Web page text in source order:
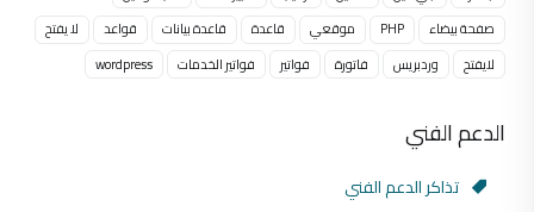
صفحة بيضاء
PHP موقعي قاعدة قاعدة بيانات قواعد
لا يفتح
لايفتح
وردبريس فاتورة فواتير فواتير الخدمات wordpress
الدعم الفني
تذاكر الدعم الفني